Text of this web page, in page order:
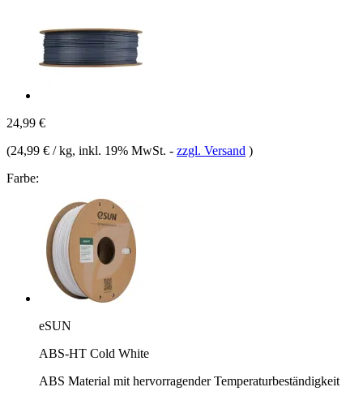
24,99 €
(24,99 € / kg, inkl. 19% MwSt. - zzgl. Versand )
Farbe:
eSUN
ABS-HT Cold White
ABS Material mit hervorragender Temperaturbeständigkeit